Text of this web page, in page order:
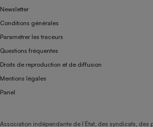
Newsletter
Conditions générales
Paramétrer les traceurs
Questions fréquentes
Droits de reproduction et de diffusion
Mentions légales
Panel
Association indépendante de l’État, des syndicats, des